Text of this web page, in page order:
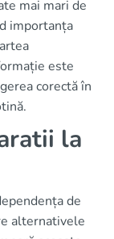
mai mari de
importanța
este
corectă în
la
de
alternativele